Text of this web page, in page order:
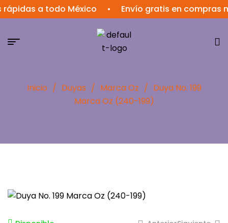
a todo México Envío gratis en compras
Inicio / Duyas / Marca Oz / Duya No. 199
Marca Oz (240-199)